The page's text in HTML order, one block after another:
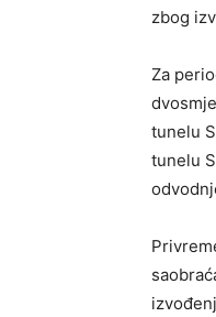
zbog
Za
tunelu
tunelu